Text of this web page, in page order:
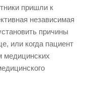
пришли к
независимая
причины
или когда пациент
медицинских